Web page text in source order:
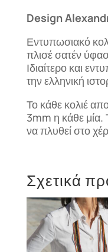
Design
Εντυπωσιακό
πλισέ σατέν
Ιδιαίτερο και
την ελληνική
Το κάθε κολιέ
3mm η κάθε μία.
να πλυθεί στο
Σχετικά